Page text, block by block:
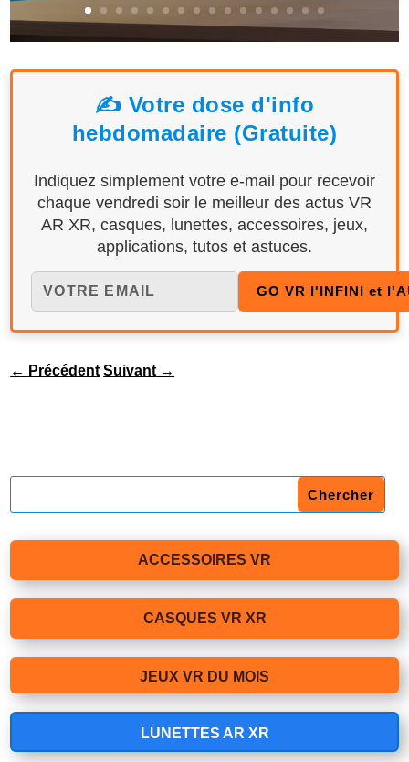
✍️ Votre dose d'info
hebdomadaire (Gratuite)
Indiquez simplement votre e-mail pour recevoir
chaque vendredi soir le meilleur des actus VR
AR XR, casques, lunettes, accessoires, jeux,
applications, tutos et astuces.
← Précédent Suivant →
ACCESSOIRES VR
CASQUES VR XR
JEUX VR DU MOIS
LUNETTES AR XR